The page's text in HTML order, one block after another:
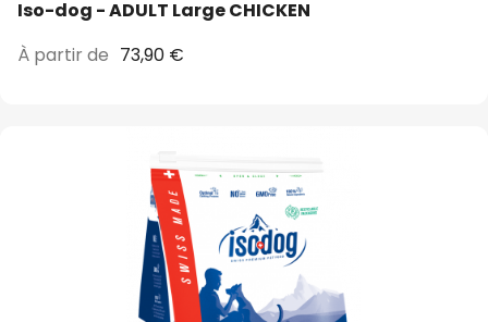
Iso-dog - ADULT Large CHICKEN
À partir de 73,90 €